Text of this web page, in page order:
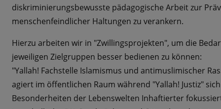
diskriminierungsbewusste pädagogische Arbeit zur
menschenfeindlicher Haltungen zu verankern.
Hierzu arbeiten wir in "Zwillingsprojekten", um die
jeweiligen Zielgruppen besser bedienen zu können:
"Yallah! Fachstelle Islamismus und antimuslimischer
agiert im öffentlichen Raum während "Yallah! Justiz"
Besonderheiten der Lebenswelten Inhaftierter